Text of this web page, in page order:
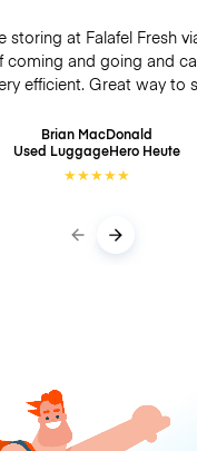
storing at Falafel Fresh
coming and going and
efficient. Great way to
Brian MacDonald
Used LuggageHero Heute
★★★★★